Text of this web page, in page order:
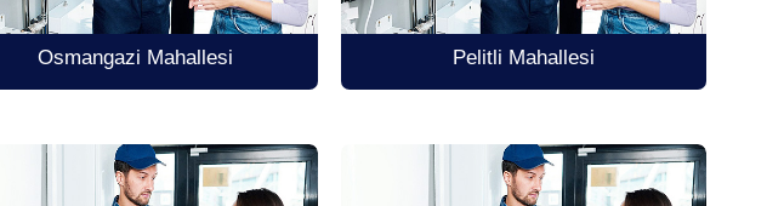
Osmangazi Mahallesi Pelitli Mahallesi